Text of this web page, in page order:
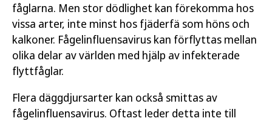
fåglarna. Men stor dödlighet kan förekomma hos
vissa arter, inte minst hos fjäderfä som höns och
kalkoner. Fågelinfluensavirus kan förflyttas mellan
olika delar av världen med hjälp av infekterade
flyttfåglar.
Flera däggdjursarter kan också smittas av
fågelinfluensavirus. Oftast leder detta inte till